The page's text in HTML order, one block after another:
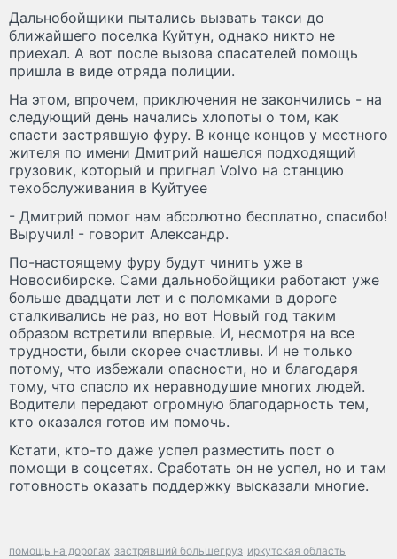
Дальнобойщики пытались вызвать такси до
ближайшего поселка Куйтун, однако никто не
приехал. А вот после вызова спасателей помощь
пришла в виде отряда полиции.
На этом, впрочем, приключения не закончились - на
следующий день начались хлопоты о том, как
спасти застрявшую фуру. В конце концов у местного
жителя по имени Дмитрий нашелся подходящий
грузовик, который и пригнал Volvo на станцию
техобслуживания в Куйтуее
- Дмитрий помог нам абсолютно бесплатно, спасибо!
Выручил! - говорит Александр.
По-настоящему фуру будут чинить уже в
Новосибирске. Сами дальнобойщики работают уже
больше двадцати лет и с поломками в дороге
сталкивались не раз, но вот Новый год таким
образом встретили впервые. И, несмотря на все
трудности, были скорее счастливы. И не только
потому, что избежали опасности, но и благодаря
тому, что спасло их неравнодушие многих людей.
Водители передают огромную благодарность тем,
кто оказался готов им помочь.
Кстати, кто-то даже успел разместить пост о
помощи в соцсетях. Сработать он не успел, но и там
готовность оказать поддержку высказали многие.
помощь на дорогах застрявший большегруз иркутская область